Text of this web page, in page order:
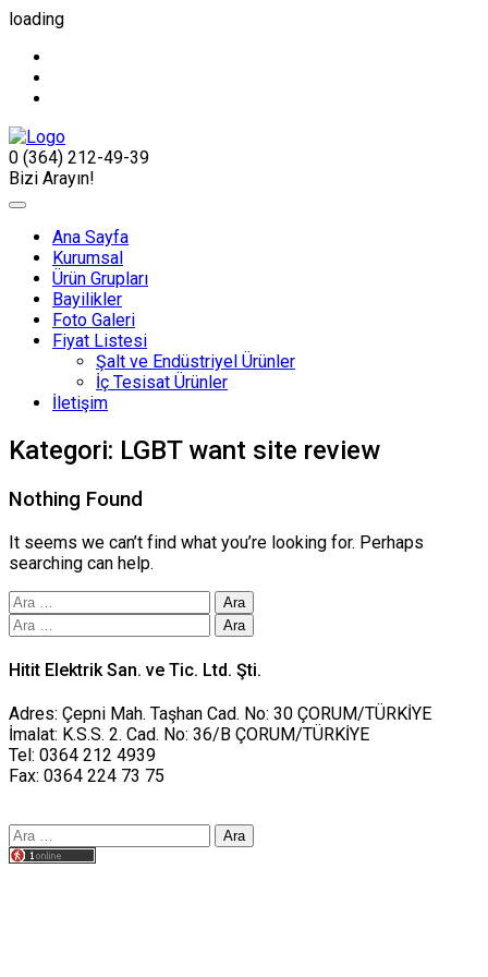
loading
0 (364) 212-49-39
Bizi Arayın!
Ana Sayfa
Kurumsal
Ürün Grupları
Bayilikler
Foto Galeri
Fiyat Listesi
Şalt ve Endüstriyel Ürünler
İç Tesisat Ürünler
İletişim
Kategori: LGBT want site review
Nothing Found
It seems we can’t find what you’re looking for. Perhaps
searching can help.
Arama:
Arama:
Hitit Elektrik San. ve Tic. Ltd. Şti.
Adres: Çepni Mah. Taşhan Cad. No: 30 ÇORUM/TÜRKİYE
İmalat: K.S.S. 2. Cad. No: 36/B ÇORUM/TÜRKİYE
Tel: 0364 212 4939
Fax: 0364 224 73 75
Arama: